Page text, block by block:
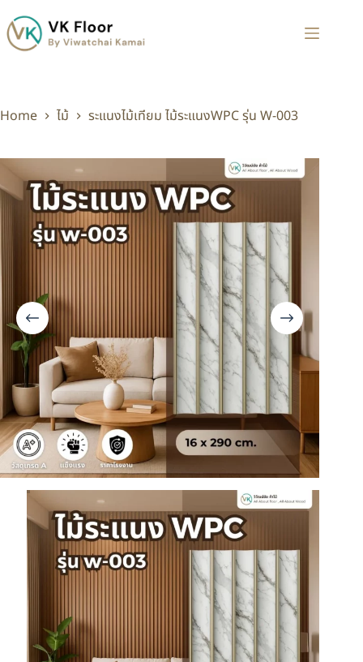
Home ไม้ ระแนงไม้เทียม ไม้ระแนงWPC รุ่น W-003